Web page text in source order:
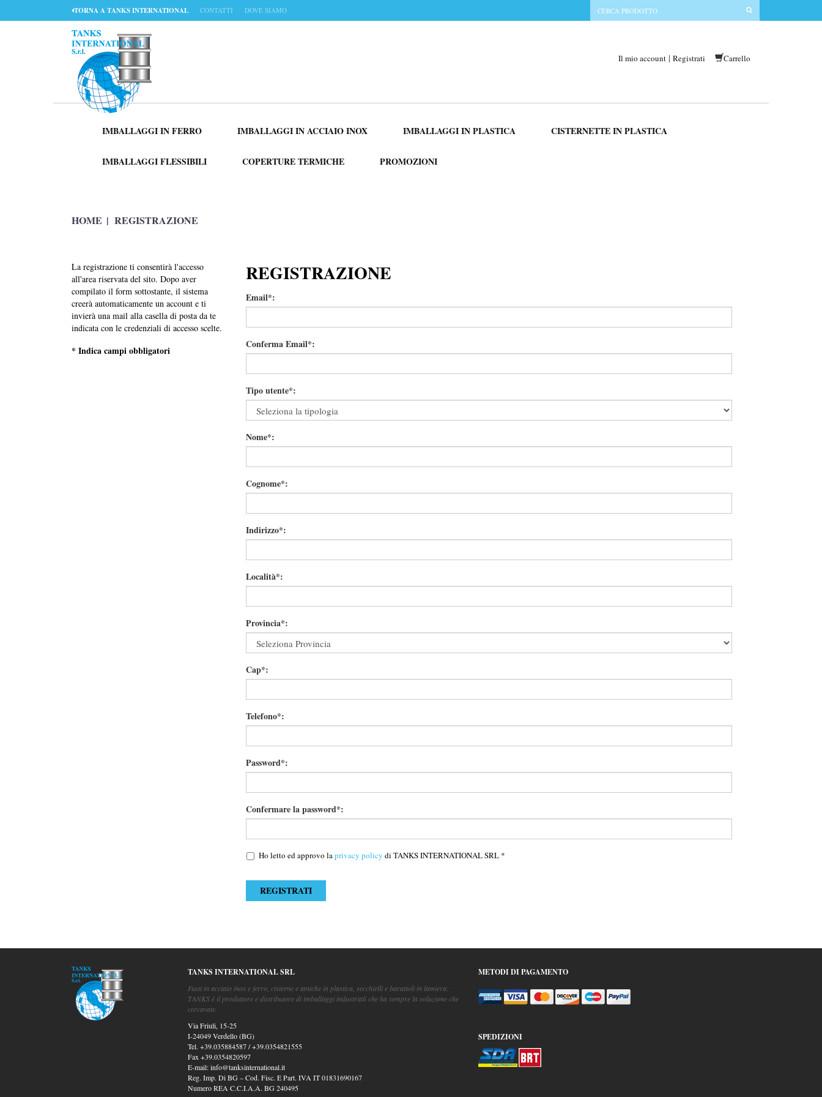
TORNA A TANKS INTERNATIONAL CONTATTI DOVE SIAMO
Il mio account | Registrati Carrello
IMBALLAGGI IN FERRO IMBALLAGGI IN ACCIAIO INOX IMBALLAGGI IN PLASTICA CISTERNETTE IN PLASTICA
IMBALLAGGI FLESSIBILI COPERTURE TERMICHE PROMOZIONI
HOME | REGISTRAZIONE
La registrazione ti consentirà l'accesso
all'area riservata del sito. Dopo aver
compilato il form sottostante, il sistema
creerà automaticamente un account e ti
invierà una mail alla casella di posta da te
indicata con le credenziali di accesso scelte.
* Indica campi obbligatori
REGISTRAZIONE
Email*:
Conferma Email*:
Tipo utente*:
Nome*:
Cognome*:
Indirizzo*:
Località*:
Provincia*:
Cap*:
Telefono*:
Password*:
Confermare la password*:
Ho letto ed approvo laprivacy policy di TANKS INTERNATIONAL SRL *
TANKS INTERNATIONAL SRL
Fusti in acciaio inox e ferro, cisterne e taniche in plastica, secchielli e barattoli in lamiera:
TANKS è il produttore e distributore di imballaggi industriali che ha sempre la soluzione che
cercavate.
Via Friuli, 15-25
I-24049 Verdello (BG)
Tel. +39.035884587/+39.0354821555
Fax +39.0354820597
E-mail:info@tanksinternational.it
Reg. Imp. Di BG – Cod. Fisc. E Part. IVA IT 01831690167
Numero REA C.C.I.A.A. BG 240495
METODI DI PAGAMENTO
SPEDIZIONI